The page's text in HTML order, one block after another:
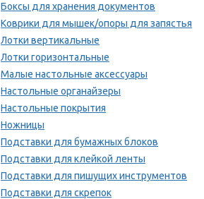
Боксы для хранения документов
Коврики для мышек/опоры для запястья
Лотки вертикальные
Лотки горизонтальные
Малые настольные аксессуары
Настольные органайзеры
Настольные покрытия
Ножницы
Подставки для бумажных блоков
Подставки для клейкой ленты
Подставки для пишущих инструментов
Подставки для скрепок